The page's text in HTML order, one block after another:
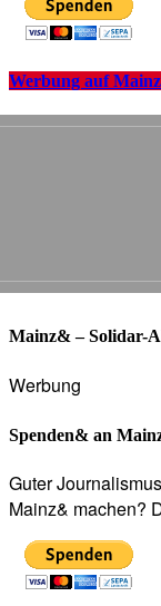
Werbung auf
Mainz& – Solidar-
Werbung
Spenden& an
Guter
Mainz& machen?